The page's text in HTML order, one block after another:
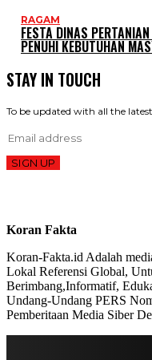
RAGAM
FESTA DINAS
PENUHI KEBUTUHAN
STAY IN TOUCH
To be updated with all the
SIGN UP
Koran Fakta
Koran-Fakta.id Adalah
Lokal Referensi Global,
Berimbang,Informatif,
Undang-Undang PERS
Pemberitaan Media Siber